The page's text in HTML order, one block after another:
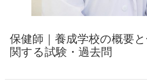
保健師｜養成学校の概要
関する試験・過去問